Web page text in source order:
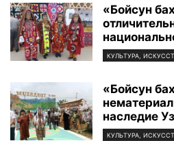
«Бойсун
КУЛЬТУРА,
«Бойсун
наследие
КУЛЬТУРА,